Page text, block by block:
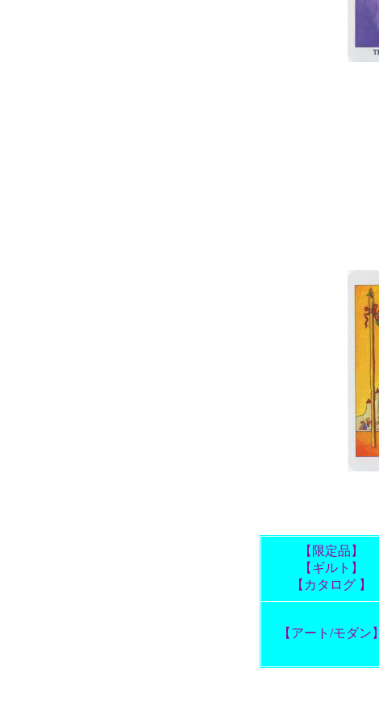
【限定品】
【ギルト】
【カタログ 】
【アート/モダン】